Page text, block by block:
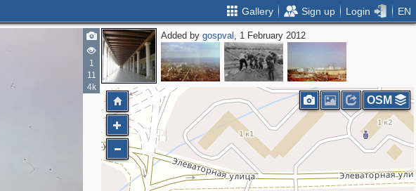
Gallery Sign up Login EN
1
11
4k
Added bygospval , 1 February 2012
OSM